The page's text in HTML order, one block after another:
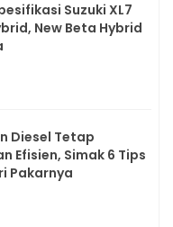
Suzuki XL7
New Beta Hybrid
Diesel Tetap
Efisien, Simak 6 Tips
Pakarnya